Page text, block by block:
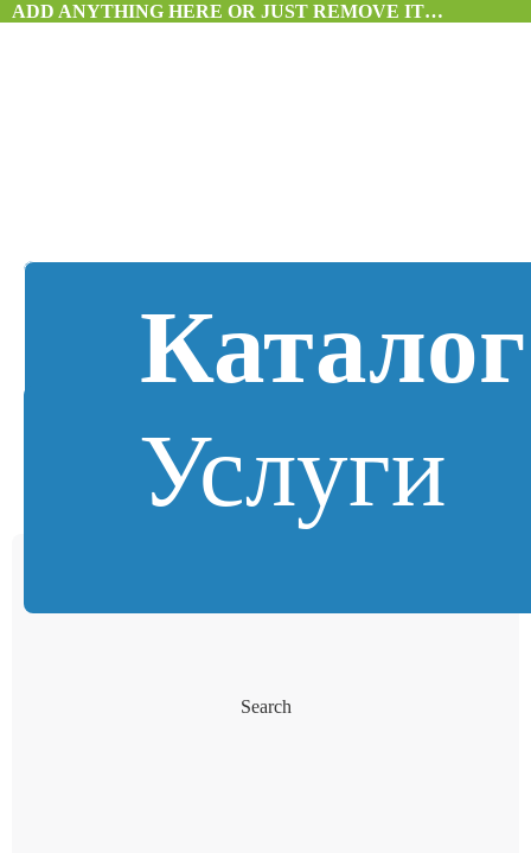
ADD ANYTHING HERE OR JUST REMOVE IT…
Каталог
Услуги
Search